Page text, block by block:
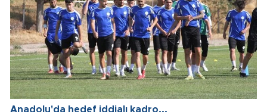
Anadolu'da hedef iddialı kadro...